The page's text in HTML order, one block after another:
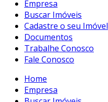
Empresa
Buscar Imóveis
Cadastre o seu Imóvel
Documentos
Trabalhe Conosco
Fale Conosco
Home
Empresa